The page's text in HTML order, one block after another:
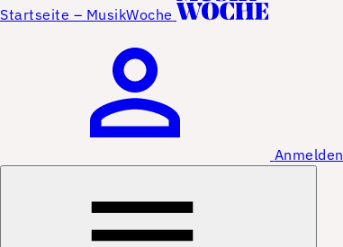
Startseite – MusikWoche
Anmelden